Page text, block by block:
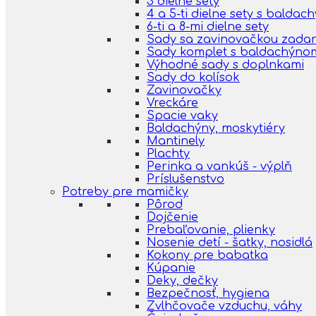
4 a 5-ti dielne sety s
6-ti a 8-mi dielne sety
Sady sa zavinovačkou
Sady komplet s
Výhodné sady s doplnkami
Sady do kolísok
Zavinovačky
Vreckáre
Spacie vaky
Baldachýny, moskytiéry
Mantinely
Plachty
Perinka a vankúš - výplň
Príslušenstvo
Potreby pre mamičky
Pôrod
Dojčenie
Prebaľovanie, plienky
Nosenie detí - šatky, nosidlá
Kokony pre babatka
Kúpanie
Deky, dečky
Bezpečnosť, hygiena
Zvlhčovače vzduchu, váhy